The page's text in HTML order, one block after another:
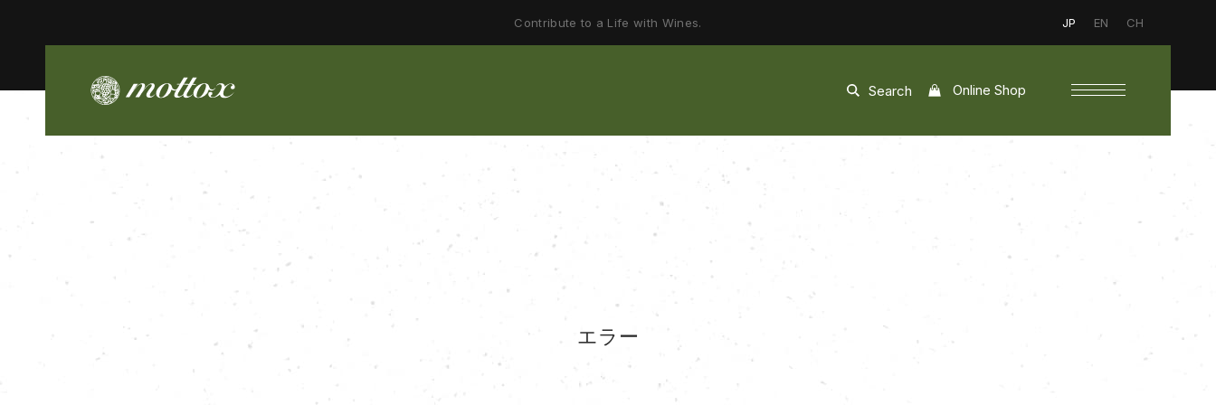
Contribute to a Life with Wines. JP EN CH
Search Online Shop
エラー